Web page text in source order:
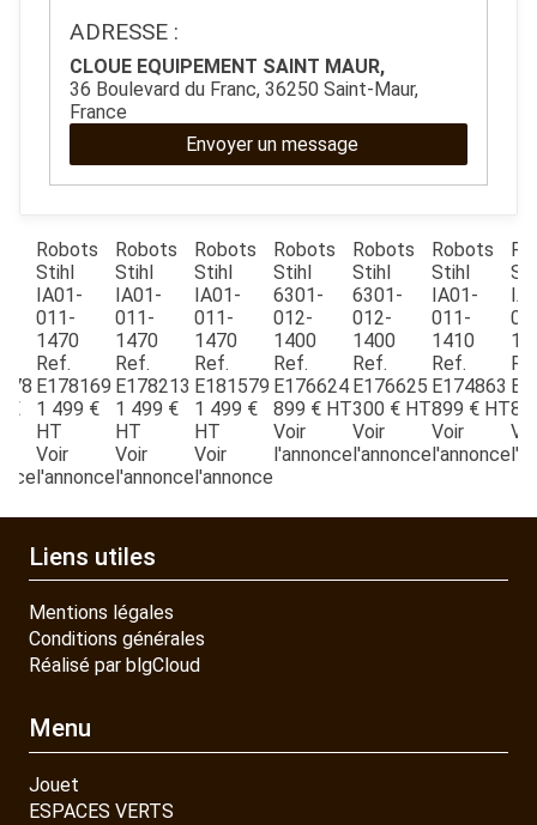
JOUET
ESPACES VERTS
QUAD SSV UTV
PIECES DETACHEES
CONTACT
Envoyer un message
ADRESSE :
CLOUE EQUIPEMENT SAINT MAUR,
36 Boulevard du Franc, 36250 Saint-Maur,
France
€
Robots
Stihl
IA01-
011-
1470
Ref.
E178169
1 499 €
HT
Voir
l'annonce
Robots
Stihl
IA01-
011-
1470
Ref.
E178213
1 499 €
HT
Voir
l'annonce
Robots
Stihl
IA01-
011-
1470
Ref.
E181579
1 499 €
HT
Voir
l'annonce
Robots
Stihl
6301-
012-
1400
Ref.
E176624
899 € HT
Voir
l'annonce
Robots
Stihl
6301-
012-
1400
Ref.
E176625
300 € HT
Voir
l'annonce
Robots
Stihl
IA01-
011-
1410
Ref.
E174863
899 € HT
Voir
l'annonce
Liens utiles
Mentions légales
Conditions générales
Réalisé par blgCloud
Menu
Jouet
ESPACES VERTS